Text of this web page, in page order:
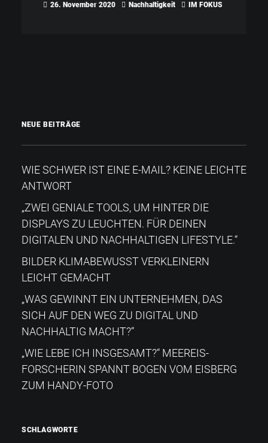
26. November 2020 Nachhaltigkeit IM FOKUS
NEUE BEITRÄGE
WIE SCHWER IST EINE E-MAIL? KEINE LEICHTE
ANTWORT
„ZWEI GENIALE TOOLS, UM HINTER DIE
DISPLAYS ZU LEUCHTEN. FÜR DEINEN
DIGITALEN UND NACHHALTIGEN LIFESTYLE.“
BILDER KLIMABEWUSST VERKLEINERN
LEICHT GEMACHT
„WAS GEWINNT EIN UNTERNEHMEN, DAS
SICH AUF DEN WEG ZU DIGITAL UND
NACHHALTIG MACHT?“
„WIE LEBE ICH INSGESAMT?“​ MEEREIS-
FORSCHERIN SPANNT BOGEN VOM EISBERG
ZUM HANDY-FOTO
SCHLAGWORTE